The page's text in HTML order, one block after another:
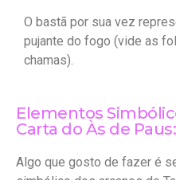
O bastã por sua vez
pujante do fogo (vide as
chamas).
Elementos
Carta do Às de Paus:
Algo que gosto de fazer é